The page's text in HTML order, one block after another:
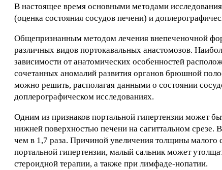
В настоящее время основными методами
(оценка состояния сосудов печени) и
Общепризнанным методом лечения внепеченочной
различных видов портокавальных анастомозов.
зависимости от анатомических особенностей
сочетанных аномалий развития органов брюшной
можно решить, располагая данными о состоянии
доплерографическом исследованиях.
Одним из признаков портальной гипертензии может
нижней поверхностью печени на сагиттальном
чем в 1,7 раза. Причиной увеличения толщины малого
портальной гипертензии, малый сальник может
стероидной терапии, а также при лимфаде-нопатии.